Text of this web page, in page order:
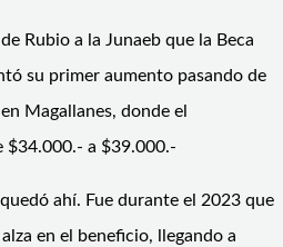
Rubio a la Junaeb que la Beca
su primer aumento pasando de
Magallanes, donde el
$34.000.- a $39.000.-
ahí. Fue durante el 2023 que
en el beneficio, llegando a